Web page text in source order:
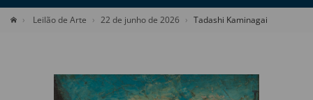
Leilão de Arte 22 de junho de 2026 Tadashi Kaminagai